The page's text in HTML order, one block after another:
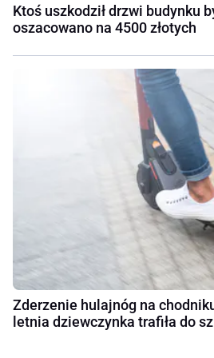
Ktoś uszkodził drzwi budynku
oszacowano na 4500 złotych
Zderzenie hulajnóg na
letnia dziewczynka trafiła do